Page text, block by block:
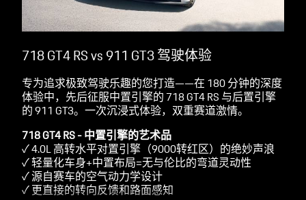
718 GT4 RS vs 911 GT3 驾驶体验
专为追求极致驾驶乐趣的您打造——在 180 分钟的深度
体验中，先后征服中置引擎的 718 GT4 RS 与后置引擎
的 911 GT3。一次沉浸式体验，双重赛道激情。
718 GT4 RS -中置引擎的艺术品
✓ 4.0L 高转水平对置引擎（9000转红区）的绝妙声浪
✓ 轻量化车身+中置布局=无与伦比的弯道灵动性
✓ 源自赛车的空气动力学设计
✓ 更直接的转向反馈和路面感知